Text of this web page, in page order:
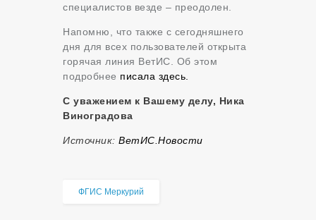
специалистов везде – преодолен.
Напомню, что также с сегодняшнего
дня для всех пользователей открыта
горячая линия ВетИС. Об этом
подробнее писала здесь.
С уважением к Вашему делу, Ника
Виноградова
Источник: ВетИС.Новости
ФГИС Меркурий